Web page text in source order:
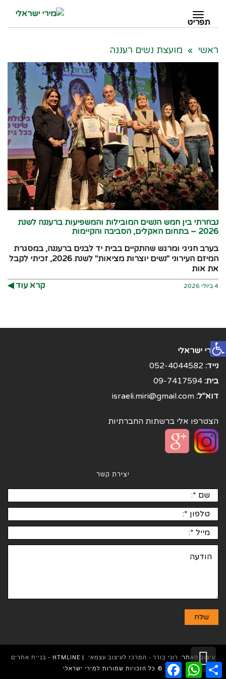
פתח סרגל נגישות
תפריט
תפריט
ראשי » מועצת נשים רעננה
נבחרתי בין חמש הנשים המובילות והמשפיעות ברעננה לשנת
2026 – בתחום האקלים, הסביבה והקיימות
בערב חגיגי ומרגש שהתקיים בבית יד לבנים ברעננה, במסגרת
המיזם העירוני "נשים יוצרות מציאות" לשנת 2026, זכיתי לקבל
את אות
4 ביולי 2026 קרא עוד ◀︎
מירי ישראלי
נייד: 052-4044582
בית: 09-7417594
דוא"ל: israeli.miri@gmail.com
הצטרפו אלי ברשתות החברתיות
יצירת קשר
עיצוב האתר: רוני בורר - המרכז לעיצוב עצמאי. | HTMLINE -
בניית אתרים
© כל הזכויות שמורות למירי ישראליFacebook
WhatsAppShareגלילה